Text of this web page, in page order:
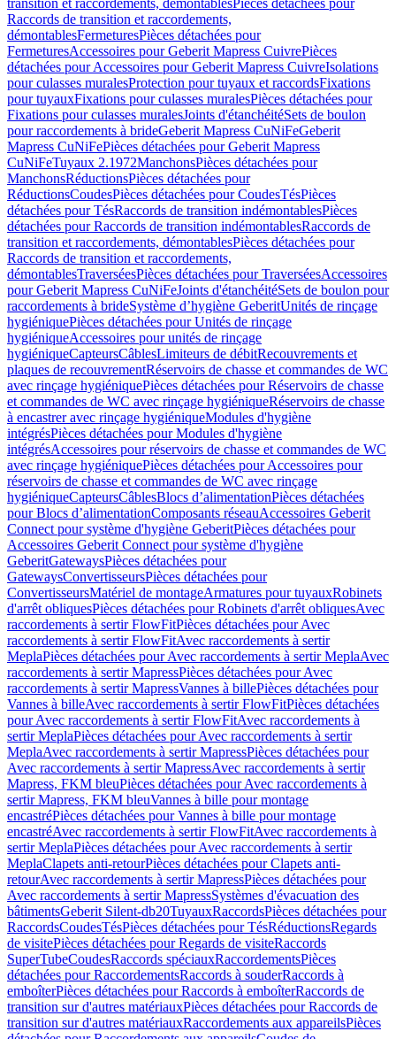
transition et raccordements, démontablesPièces détachées pour
Raccords de transition et raccordements,
démontablesFermeturesPièces détachées pour
FermeturesAccessoires pour Geberit Mapress CuivrePièces
détachées pour Accessoires pour Geberit Mapress CuivreIsolations
pour culasses muralesProtection pour tuyaux et raccordsFixations
pour tuyauxFixations pour culasses muralesPièces détachées pour
Fixations pour culasses muralesJoints d'étanchéitéSets de boulon
pour raccordements à brideGeberit Mapress CuNiFeGeberit
Mapress CuNiFePièces détachées pour Geberit Mapress
CuNiFeTuyaux 2.1972ManchonsPièces détachées pour
ManchonsRéductionsPièces détachées pour
RéductionsCoudesPièces détachées pour CoudesTésPièces
détachées pour TésRaccords de transition indémontablesPièces
détachées pour Raccords de transition indémontablesRaccords de
transition et raccordements, démontablesPièces détachées pour
Raccords de transition et raccordements,
démontablesTraverséesPièces détachées pour TraverséesAccessoires
pour Geberit Mapress CuNiFeJoints d'étanchéitéSets de boulon pour
raccordements à brideSystème d’hygiène GeberitUnités de rinçage
hygiéniquePièces détachées pour Unités de rinçage
hygiéniqueAccessoires pour unités de rinçage
hygiéniqueCapteursCâblesLimiteurs de débitRecouvrements et
plaques de recouvrementRéservoirs de chasse et commandes de WC
avec rinçage hygiéniquePièces détachées pour Réservoirs de chasse
et commandes de WC avec rinçage hygiéniqueRéservoirs de chasse
à encastrer avec rinçage hygiéniqueModules d'hygiène
intégrésPièces détachées pour Modules d'hygiène
intégrésAccessoires pour réservoirs de chasse et commandes de WC
avec rinçage hygiéniquePièces détachées pour Accessoires pour
réservoirs de chasse et commandes de WC avec rinçage
hygiéniqueCapteursCâblesBlocs d’alimentationPièces détachées
pour Blocs d’alimentationComposants réseauAccessoires Geberit
Connect pour système d'hygiène GeberitPièces détachées pour
Accessoires Geberit Connect pour système d'hygiène
GeberitGatewaysPièces détachées pour
GatewaysConvertisseursPièces détachées pour
ConvertisseursMatériel de montageArmatures pour tuyauxRobinets
d'arrêt obliquesPièces détachées pour Robinets d'arrêt obliquesAvec
raccordements à sertir FlowFitPièces détachées pour Avec
raccordements à sertir FlowFitAvec raccordements à sertir
MeplaPièces détachées pour Avec raccordements à sertir MeplaAvec
raccordements à sertir MapressPièces détachées pour Avec
raccordements à sertir MapressVannes à billePièces détachées pour
Vannes à billeAvec raccordements à sertir FlowFitPièces détachées
pour Avec raccordements à sertir FlowFitAvec raccordements à
sertir MeplaPièces détachées pour Avec raccordements à sertir
MeplaAvec raccordements à sertir MapressPièces détachées pour
Avec raccordements à sertir MapressAvec raccordements à sertir
Mapress, FKM bleuPièces détachées pour Avec raccordements à
sertir Mapress, FKM bleuVannes à bille pour montage
encastréPièces détachées pour Vannes à bille pour montage
encastréAvec raccordements à sertir FlowFitAvec raccordements à
sertir MeplaPièces détachées pour Avec raccordements à sertir
MeplaClapets anti-retourPièces détachées pour Clapets anti-
retourAvec raccordements à sertir MapressPièces détachées pour
Avec raccordements à sertir MapressSystèmes d'évacuation des
bâtimentsGeberit Silent-db20TuyauxRaccordsPièces détachées pour
RaccordsCoudesTésPièces détachées pour TésRéductionsRegards
de visitePièces détachées pour Regards de visiteRaccords
SuperTubeCoudesRaccords spéciauxRaccordementsPièces
détachées pour RaccordementsRaccords à souderRaccords à
emboîterPièces détachées pour Raccords à emboîterRaccords de
transition sur d'autres matériauxPièces détachées pour Raccords de
transition sur d'autres matériauxRaccordements aux appareilsPièces